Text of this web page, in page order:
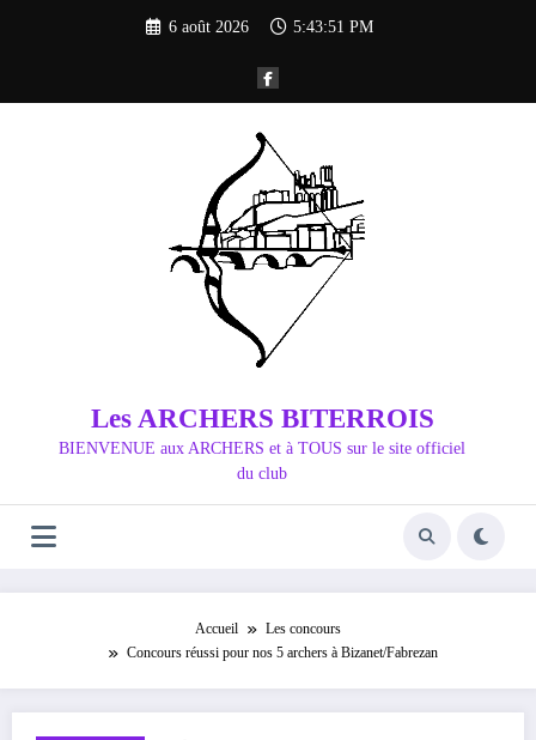
6 août 2026 5:43:52 PM
Les ARCHERS BITERROIS
BIENVENUE aux ARCHERS et à TOUS sur le site officiel
du club
Accueil
Les concours
Concours réussi pour nos 5 archers à Bizanet/Fabrezan